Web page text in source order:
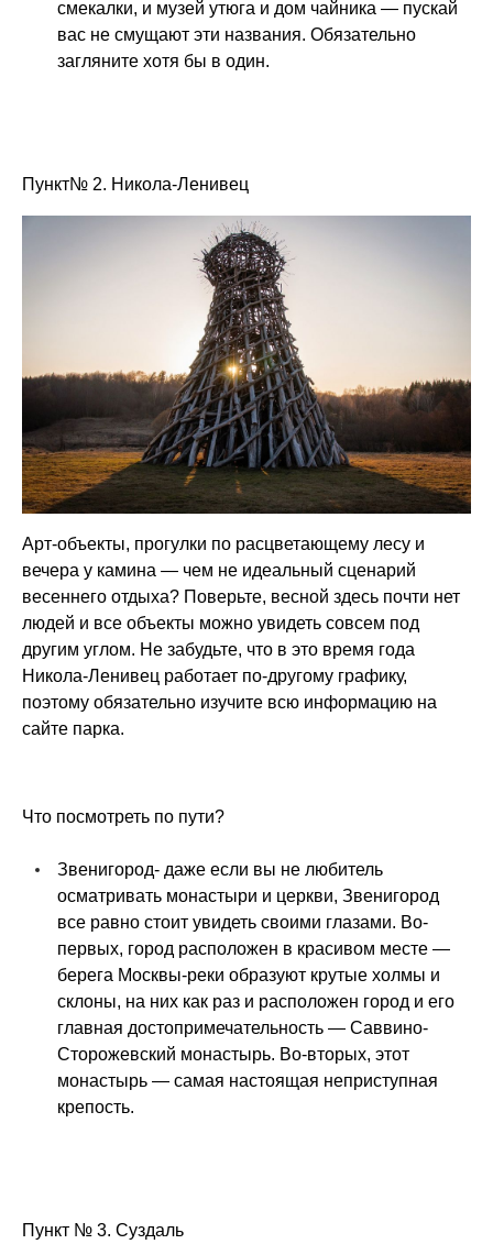
смекалки, и музей утюга и дом чайника — пускай
вас не смущают эти названия. Обязательно
загляните хотя бы в один.
Пункт№ 2. Никола-Ленивец
Арт-объекты, прогулки по расцветающему лесу и
вечера у камина — чем не идеальный сценарий
весеннего отдыха? Поверьте, весной здесь почти нет
людей и все объекты можно увидеть совсем под
другим углом. Не забудьте, что в это время года
Никола-Ленивец работает по-другому графику,
поэтому обязательно изучите всю информацию на
сайте парка.
Что посмотреть по пути?
Звенигород- даже если вы не любитель
осматривать монастыри и церкви, Звенигород
все равно стоит увидеть своими глазами. Во-
первых, город расположен в красивом месте —
берега Москвы-реки образуют крутые холмы и
склоны, на них как раз и расположен город и его
главная достопримечательность — Саввино-
Сторожевский монастырь. Во-вторых, этот
монастырь — самая настоящая неприступная
крепость.
Пункт № 3. Суздаль